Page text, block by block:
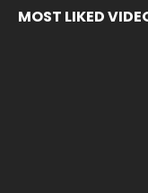
MOST LIKED